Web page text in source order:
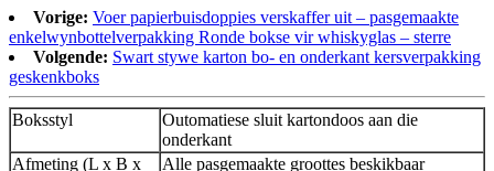
Vorige: Voer papierbuisdoppies verskaffer uit – pasgemaakte
enkelwynbottelverpakking Ronde bokse vir whiskyglas – sterre
Volgende: Swart stywe karton bo- en onderkant kersverpakking
geskenkboks
Boksstyl
Outomatiese sluit kartondoos aan die
onderkant
Afmeting (L x B x
Alle pasgemaakte groottes beskikbaar